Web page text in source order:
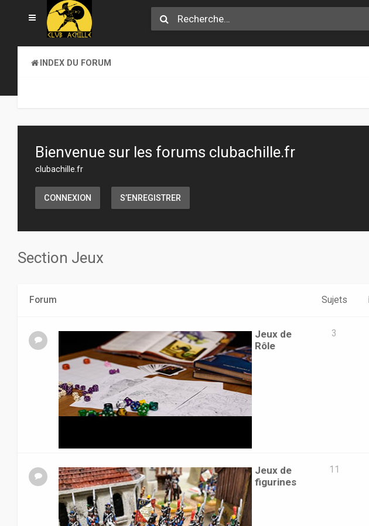
INDEX DU FORUM
Bienvenue sur les forums clubachille.fr
clubachille.fr
CONNEXION S’ENREGISTRER
Section Jeux
Forum Sujets
Jeux de
Rôle
3
Jeux de
figurines
11